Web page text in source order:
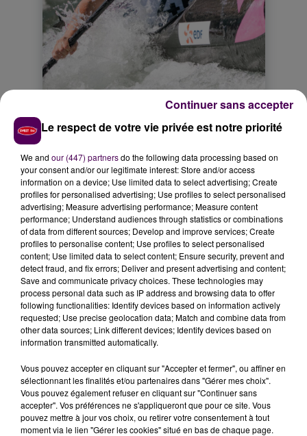
UNE LENTE RÉCONCILIATION AVEC
SON SPORT
Elias Blais fait le deuil du sport de haut-niveau :
Le respect de votre vie privée est notre priorité
We and our (447) partnersdo the following data processing based on
your consent and/or our legitimate interest: Store and/or access
information on a device; Use limited data to select advertising; Create
profiles for personalised advertising; Use profiles to select personalised
advertising; Measure advertising performance; Measure content
performance; Understand audiences through statistics or combinations
of data from different sources; Develop and improve services; Create
profiles to personalise content; Use profiles to select personalised
content; Use limited data to select content; Ensure security, prevent and
detect fraud, and fix errors; Deliver and present advertising and content;
Save and communicate privacy choices. These technologies may
process personal data such as IP address and browsing data to offer
following functionalities: Identify devices based on information actively
requested; Use precise geolocation data; Match and combine data from
other data sources; Link different devices; Identify devices based on
information transmitted automatically.
Vous pouvez accepter en cliquant sur "Accepter et fermer", ou affiner en
sélectionnant les finalités et/ou partenaires dans "Gérer mes choix".
Vous pouvez également refuser en cliquant sur "Continuer sans
accepter". Vos préférences ne s'appliqueront que pour ce site. Vous
pouvez mettre à jour vos choix, ou retirer votre consentement à tout
moment via le lien "Gérer les cookies" situé en bas de chaque page.
Continuer sans accepter